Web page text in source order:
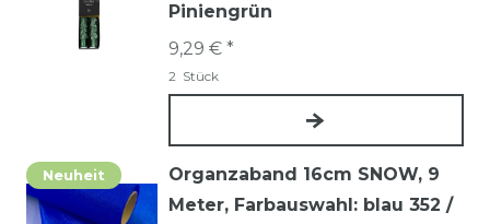
Piniengrün
9,29 € *
2 Stück
Neuheit
Organzaband 16cm SNOW, 9
Meter, Farbauswahl: blau 352 /